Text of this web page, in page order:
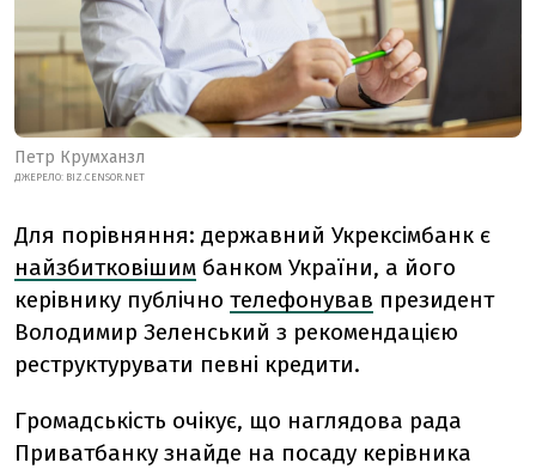
Петр Крумханзл
ДЖЕРЕЛО: BIZ.CENSOR.NET
Для порівняння: державний Укрексімбанк є
найзбитковішим банком України, а його
керівнику публічно телефонував президент
Володимир Зеленський з рекомендацією
реструктурувати певні кредити.
Громадськість очікує, що наглядова рада
Приватбанку знайде на посаду керівника